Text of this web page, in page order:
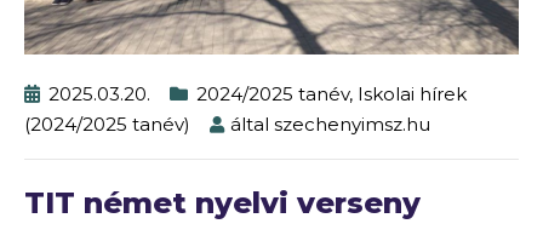
2025.03.20. 2024/2025 tanév, Iskolai hírek
(2024/2025 tanév)
által szechenyimsz.hu
TIT német nyelvi verseny